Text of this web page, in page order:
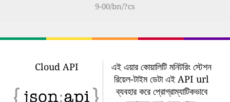
9-00/bn/?cs
Cloud API
এই এয়ার কোয়ালিটি মনিটরিং স্টেশন
রিয়েল-টাইম ডেটা এই API url
ব্যবহার করে প্রোগ্রাম্যাটিকভাবে